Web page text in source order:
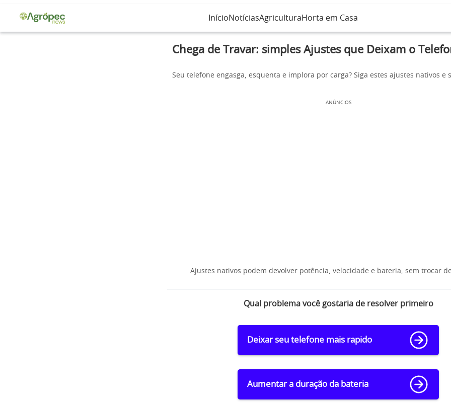
InícioNotíciasAgricultura Horta em Casa
Chega de Travar: simples Ajustes que Deixam o
Seu telefone engasga, esquenta e implora por carga? Siga estes ajustes nativos e
ANÚNCIOS
Ajustes nativos podem devolver potência, velocidade e bateria, sem trocar
Qual problema você gostaria de resolver primeiro
Deixar seu telefone mais rapido
Aumentar a duração da bateria